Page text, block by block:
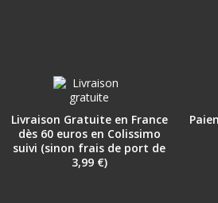
Livraison Gratuite en France
dès 60 euros en Colissimo
suivi (sinon frais de port de
3,99 €)